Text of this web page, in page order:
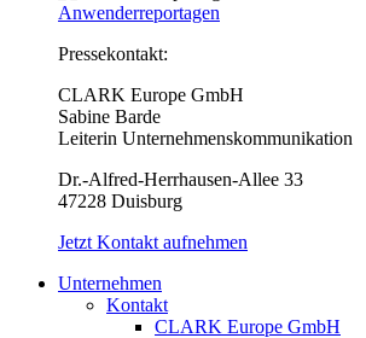
Anwenderreportagen
Pressekontakt:
CLARK Europe GmbH
Sabine Barde
Leiterin Unternehmenskommunikation
Dr.-Alfred-Herrhausen-Allee 33
47228 Duisburg
Jetzt Kontakt aufnehmen
Unternehmen
Kontakt
CLARK Europe GmbH